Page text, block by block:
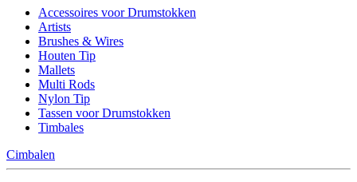
Accessoires voor Drumstokken
Artists
Brushes & Wires
Houten Tip
Mallets
Multi Rods
Nylon Tip
Tassen voor Drumstokken
Timbales
Cimbalen